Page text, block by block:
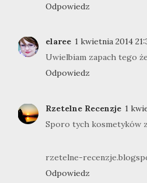
Odpowiedz
elaree 1 kwietnia 2014
Uwielbiam zapach tego
Odpowiedz
Rzetelne Recenzje 1
Sporo tych kosmetyków
rzetelne-
Odpowiedz